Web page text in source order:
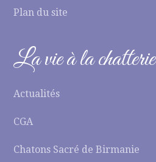
Plan du site
La vie à la chatterie
Actualités
CGA
Chatons Sacré de Birmanie